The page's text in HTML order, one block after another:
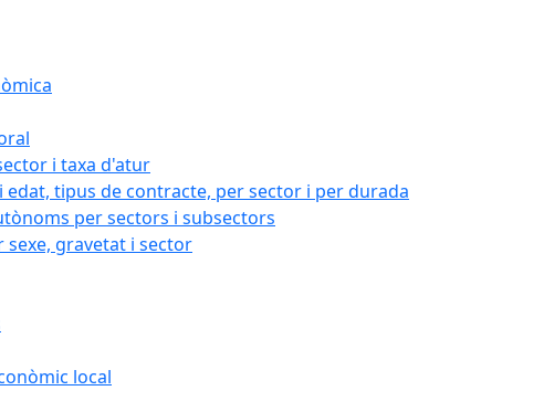
i taxa d'atur
edat, tipus de contracte, per sector i per durada
per sectors i subsectors
gravetat i sector
local